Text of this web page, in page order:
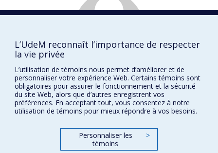
Fannie BILODEAU
Physique
Accessibilité
L’UdeM reconnaît l’importance de respecter
la vie privée
L’utilisation de témoins nous permet d’améliorer et de
personnaliser votre expérience Web. Certains témoins sont
obligatoires pour assurer le fonctionnement et la sécurité
du site Web, alors que d’autres enregistrent vos
préférences. En acceptant tout, vous consentez à notre
utilisation de témoins pour mieux répondre à vos besoins.
Personnaliser les
témoins
>